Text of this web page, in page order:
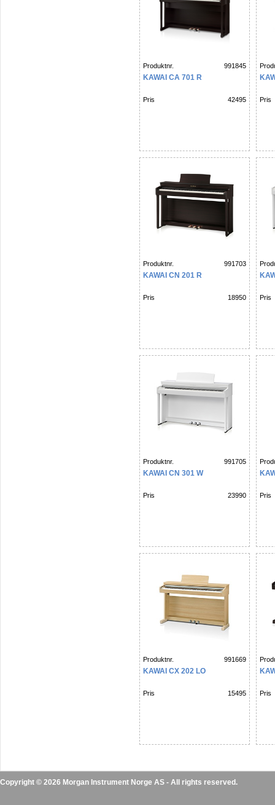
Produktnr. 991845
KAWAI CA 701 R
Pris 42495 Pris
Produktnr. 991703
KAWAI CN 201 R
Pris 18950 Pris
Produktnr. 991705
KAWAI CN 301 W
Pris 23990 Pris
Produktnr. 991669
KAWAI CX 202 LO
Pris 15495 Pris
Copyright © 2026 Morgan Instrument Norge AS - All rights reserved.